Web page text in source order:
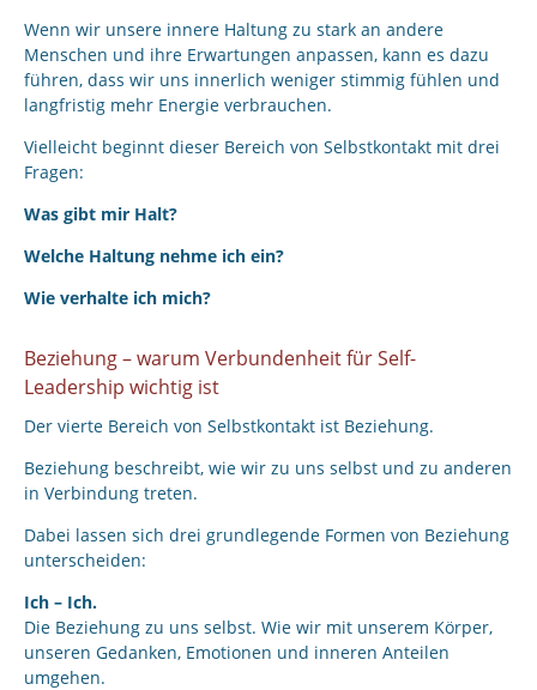
Wenn wir unsere innere Haltung zu stark an andere
Menschen und ihre Erwartungen anpassen, kann es dazu
führen, dass wir uns innerlich weniger stimmig fühlen und
langfristig mehr Energie verbrauchen.
Vielleicht beginnt dieser Bereich von Selbstkontakt mit drei
Fragen:
Was gibt mir Halt?
Welche Haltung nehme ich ein?
Wie verhalte ich mich?
Beziehung – warum Verbundenheit für Self-
Leadership wichtig ist
Der vierte Bereich von Selbstkontakt ist Beziehung.
Beziehung beschreibt, wie wir zu uns selbst und zu anderen
in Verbindung treten.
Dabei lassen sich drei grundlegende Formen von Beziehung
unterscheiden:
Ich – Ich.
Die Beziehung zu uns selbst. Wie wir mit unserem Körper,
unseren Gedanken, Emotionen und inneren Anteilen
umgehen.